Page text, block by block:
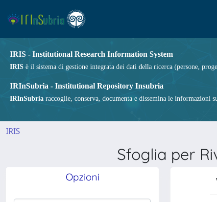
IRIS - Institutional Research Information System
IRIS è il sistema di gestione integrata dei dati della ricerca (persone,
IRInSubria - Institutional Repository Insubria
IRInSubria raccoglie, conserva, documenta e dissemina le
IRIS
Sfoglia per
Opzioni